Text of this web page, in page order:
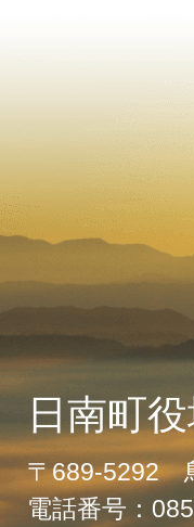
日南町
〒689-5292
電話番号：